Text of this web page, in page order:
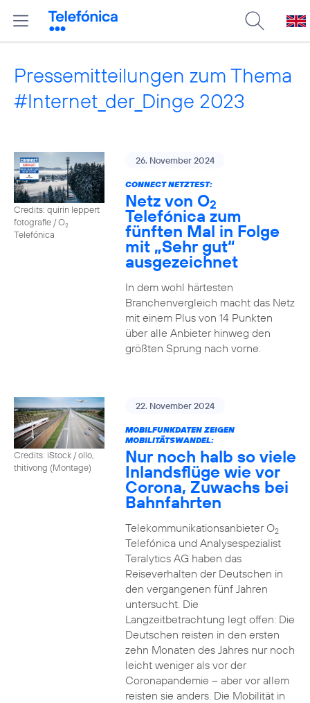
Pressemitteilungen zum Thema
#Internet_der_Dinge 2023
Credits: quirin leppert
fotografie / O2
Telefónica
26. November 2024
CONNECT NETZTEST:
Netz von O2
Telefónica zum
fünften Mal in Folge
mit „Sehr gut“
ausgezeichnet
In dem wohl härtesten
Branchenvergleich macht das Netz
mit einem Plus von 14 Punkten
über alle Anbieter hinweg den
größten Sprung nach vorne.
Credits: iStock / ollo,
thitivong (Montage)
22. November 2024
MOBILFUNKDATEN ZEIGEN
MOBILITÄTSWANDEL:
Nur noch halb so viele
Inlandsflüge wie vor
Corona, Zuwachs bei
Bahnfahrten
Telekommunikationsanbieter O2
Telefónica und Analysespezialist
Teralytics AG haben das
Reiseverhalten der Deutschen in
den vergangenen fünf Jahren
untersucht. Die
Langzeitbetrachtung legt offen: Die
Deutschen reisten in den ersten
zehn Monaten des Jahres nur noch
leicht weniger als vor der
Coronapandemie – aber vor allem
reisten sie anders. Die Mobilität in